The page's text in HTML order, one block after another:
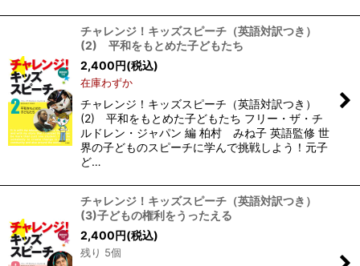
チャレンジ！キッズスピーチ（英語対訳つき）
(2) 平和をもとめた子どもたち
2,400円(税込)
在庫わずか
チャレンジ！キッズスピーチ（英語対訳つき）
(2) 平和をもとめた子どもたち フリー・ザ・チ
ルドレン・ジャパン 編 柏村 みね子 英語監修 世
界の子どものスピーチに学んで挑戦しよう！元子
ど…
チャレンジ！キッズスピーチ（英語対訳つき）
(3)子どもの権利をうったえる
2,400円(税込)
残り 5個